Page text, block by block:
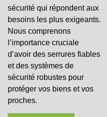
sécurité qui répondent aux
besoins les plus exigeants.
Nous comprenons
l’importance cruciale
d’avoir des serrures fiables
et des systèmes de
sécurité robustes pour
protéger vos biens et vos
proches.